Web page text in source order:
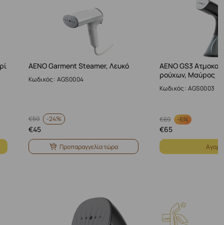
AENO Garment Steamer, Λευκό
Κωδικός: AGS0004
59
€ -24%
45
€
Προπαραγγελία τώρα
AENO GS3
ρούχων, Μαύρος
Κωδικός: AGS0003
69
€ -6%
65
€
Αγορά